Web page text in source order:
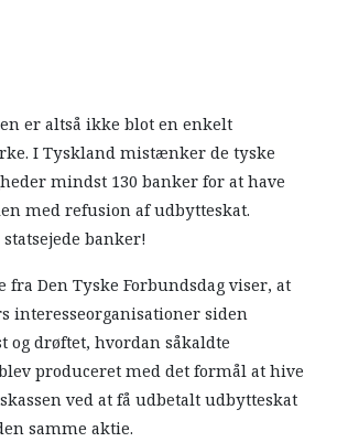
er altså ikke blot en enkelt
I Tyskland mistænker de tyske
mindst 130 banker for at have
med refusion af udbytteskat.
banker!
fra Den Tyske Forbundsdag viser, at
interesseorganisationer siden
og drøftet, hvordan såkaldte
produceret med det formål at hive
ved at få udbetalt udbytteskat
samme aktie.